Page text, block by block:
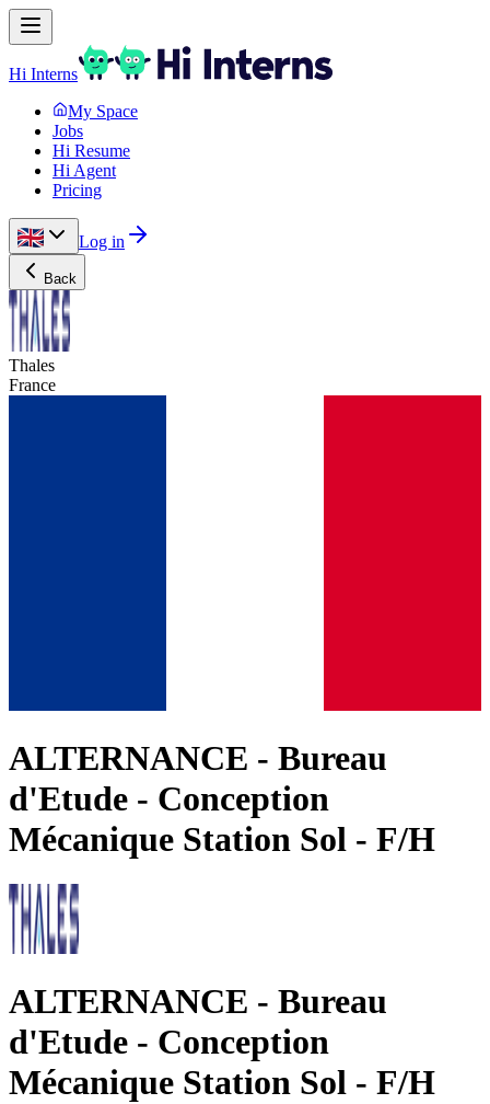
Hi Interns
My Space
Jobs
Hi Resume
Hi Agent
Pricing
Log in
Back
Thales
France
ALTERNANCE - Bureau
d'Etude - Conception
Mécanique Station Sol - F/H
ALTERNANCE - Bureau
d'Etude - Conception
Mécanique Station Sol - F/H